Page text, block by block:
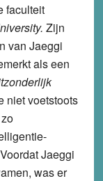
faculteit
Zijn
van Jaeggi
als een
niet voetstoots
Jaeggi
was er